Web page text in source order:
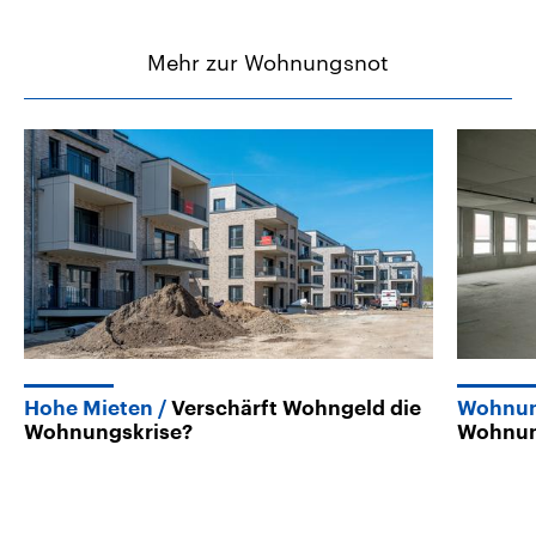
Mehr zur Wohnungsnot
Hohe Mieten
Verschärft Wohngeld die
Wohnungskrise?